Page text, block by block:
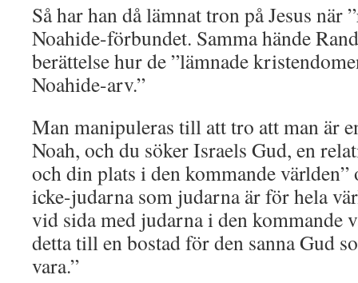
Så har han då lämnat tron på Jesus när
Noahide-förbundet. Samma hände
berättelse hur de ”lämnade
Noahide-arv.”
Man manipuleras till att tro att man är
Noah, och du söker Israels Gud, en
och din plats i den kommande
icke-judarna som judarna är för hela
vid sida med judarna i den kommande
detta till en bostad för den sanna Gud
vara.”